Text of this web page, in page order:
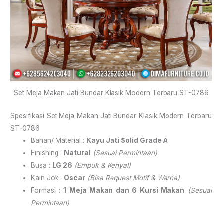
Set Meja Makan Jati Bundar Klasik Modern Terbaru ST-0786
Spesifikasi Set Meja Makan Jati Bundar Klasik Modern Terbaru
ST-0786
Bahan/ Material : Kayu Jati Solid Grade A
Finishing : Natural
(Sesuai Permintaan)
Busa : LG 26 (Empuk & Kenyal)
Kain Jok : Oscar (Bisa Request Motif & Warna)
Formasi :1 Meja Makan dan 6 Kursi Makan
(Sesuai
Permintaan)